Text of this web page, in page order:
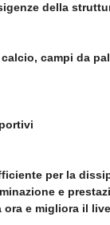
della
campi da
per la
e
e migliora il